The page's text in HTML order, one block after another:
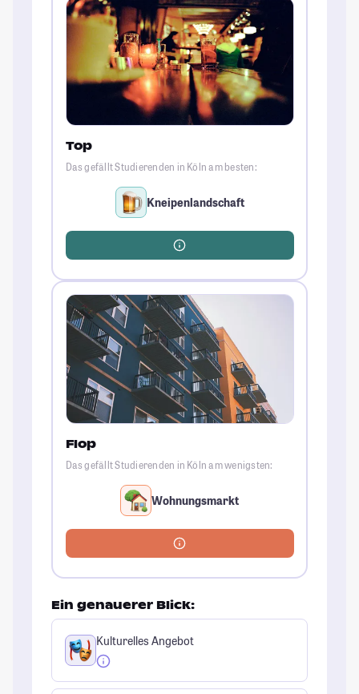
Top
Das gefällt Studierenden in Köln am besten:
Kneipenlandschaft
Flop
Das gefällt Studierenden in Köln am wenigsten:
Wohnungsmarkt
Ein genauerer Blick:
Kulturelles Angebot